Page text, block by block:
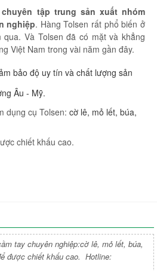
chuyên tập trung sản xuất nhóm
nghiệp. Hàng Tolsen rất phổ biến ở
Và Tolsen đã có mặt và khẳng
Việt Nam trong vài năm gần đây.
bảo độ uy tín và chất lượng sản
Âu - Mỹ.
dụng cụ Tolsen: cờ lê, mỏ lết, búa,
chiết khấu cao.
tay chuyên nghiệp:cờ lê, mỏ lết, búa,
được chiết khấu cao. Hotline: